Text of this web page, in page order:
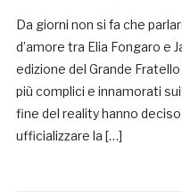
Da giorni non si fa che
d’amore tra Elia Fongaro e
edizione del Grande
più complici e innamorati
fine del reality hanno
ufficializzare la […]